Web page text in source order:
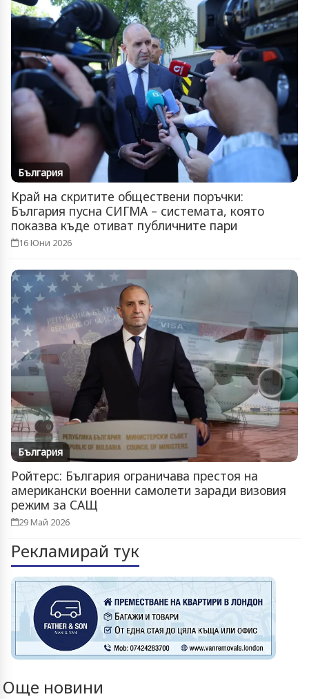
България
Край на скритите обществени поръчки:
България пусна СИГМА – системата, която
показва къде отиват публичните пари
16 Юни 2026
България
Ройтерс: България ограничава престоя на
американски военни самолети заради визовия
режим за САЩ
29 Май 2026
Рекламирай тук
Още новини